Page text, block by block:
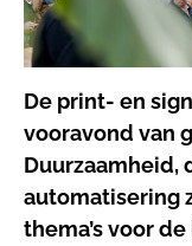
De print- en
vooravond van
Duurzaamheid,
automatisering
thema’s voor